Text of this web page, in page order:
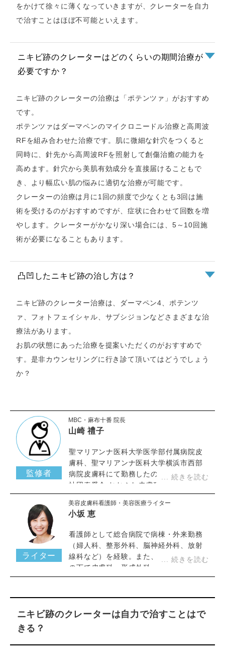
をかけて徐々に薄くなっていきますが、クレーターを自力
で治すことはほぼ不可能といえます。
ニキビ跡のクレーターはどのくらいの期間治療が
必要ですか？
ニキビ跡のクレーターの治療は「ポテンツァ」がおすすめ
です。
ポテンツァはダーマペンのマイクロニードル治療と高周波
RFを組み合わせた治療です。肌に微細な針穴をつくると
同時に、針先から高周波RFを照射して創傷治癒の能力を
高めます。針穴から美肌有効成分を直接届けることもで
き、より幅広い肌の悩みに適切な治療が可能です。
クレーターの治療は月に1回の頻度で少なくとも3回は施
術を受けるのがおすすめですが、症状に合わせて回数を増
やします。クレーターがかなり深い場合には、5～10回施
術が必要になることもあります。
凸凹したニキビ跡の治し方は？
ニキビ跡のクレーター治療は、ダーマペン4、ポテンツ
ァ、フォトフェイシャル、サブシジョンなどさまざまな治
療法があります。
お肌の状態にあった治療を提案いただくのがおすすめで
す。是非カウンセリングに行き診て頂いてはどうでしょう
か？
MBC・麻布十番 院長
山崎 禮子
監修者
聖マリアンナ医科大学医学部付属病院皮
膚科、聖マリアンナ医科大学横浜市西部
病院皮膚科にて勤務したのち、医療法人
社団奏愛会 おおふな皮膚科など皮膚科ク
リニックにて研鑽を重ね当クリニックに
て勤務。
美容皮膚科看護師・美容医療ライター
小坂 恵
ライター
看護師として総合病院で病棟・外来勤務
（婦人科、整形外科、脳神経外科、放射
線科など）を経験。また、皮膚科専門医
の下で皮膚科・形成外科・美容皮膚科の
クリニックで働いた経験を活かし、美容
に関する専門的な記事の執筆や監修を手
がける。様々なメディアで、コラム監
ニキビ跡のクレーターは自力で治すことはで
きる？